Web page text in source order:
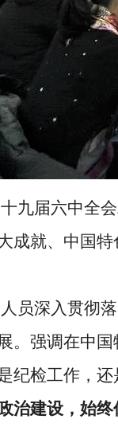
九届六中全
成就、中国
员深入贯彻
。强调在中
纪检工作，
治建设，始